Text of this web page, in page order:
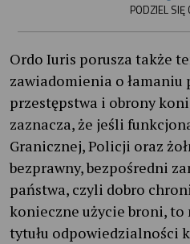
PODZIEL SIĘ
Ordo Iuris porusza także
zawiadomienia o łamaniu
przestępstwa i obrony
zaznacza, że jeśli
Granicznej, Policji oraz
bezprawny, bezpośredni
państwa, czyli dobro
konieczne użycie broni, to
tytułu odpowiedzialności